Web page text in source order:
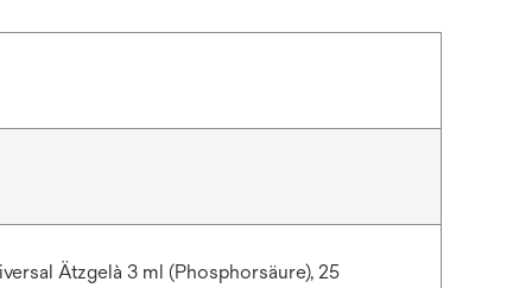
Ätzgelà 3 ml (Phosphorsäure), 25